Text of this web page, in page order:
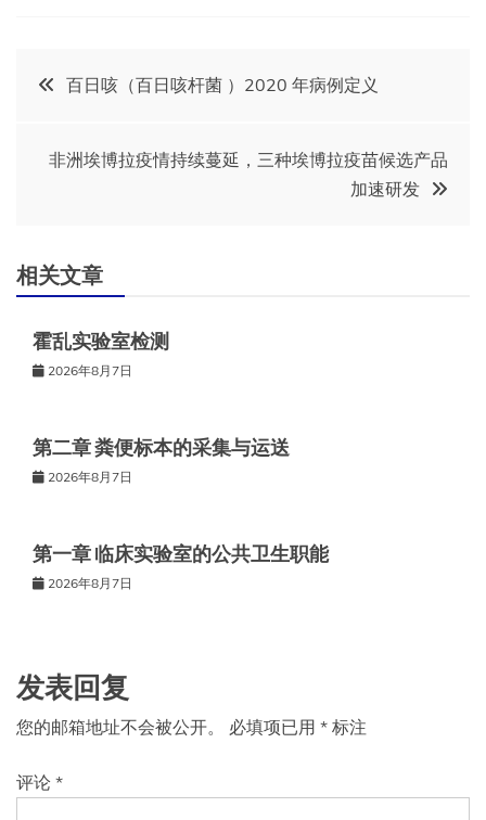
文
航
百日咳（百日咳杆菌 ）202​​0 年病例定义
非洲埃博拉疫情持续蔓延，三种埃博拉疫苗候选产品
加速研发
相关文章
霍乱实验室检测
2026年8月7日
第二章 粪便标本的采集与运送
2026年8月7日
第一章 临床实验室的公共卫生职能
2026年8月7日
发表回复
您的邮箱地址不会被公开。 必填项已用 * 标注
评论 *